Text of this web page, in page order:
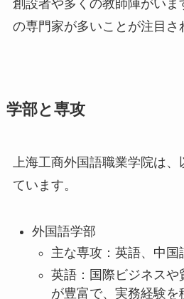
外国語学部
英語：国際ビジネスや
が豊富で、実務経験
です。
に最適で、文化理解も
です。
韓国語：韓国企業や文
ため、需要が高まって